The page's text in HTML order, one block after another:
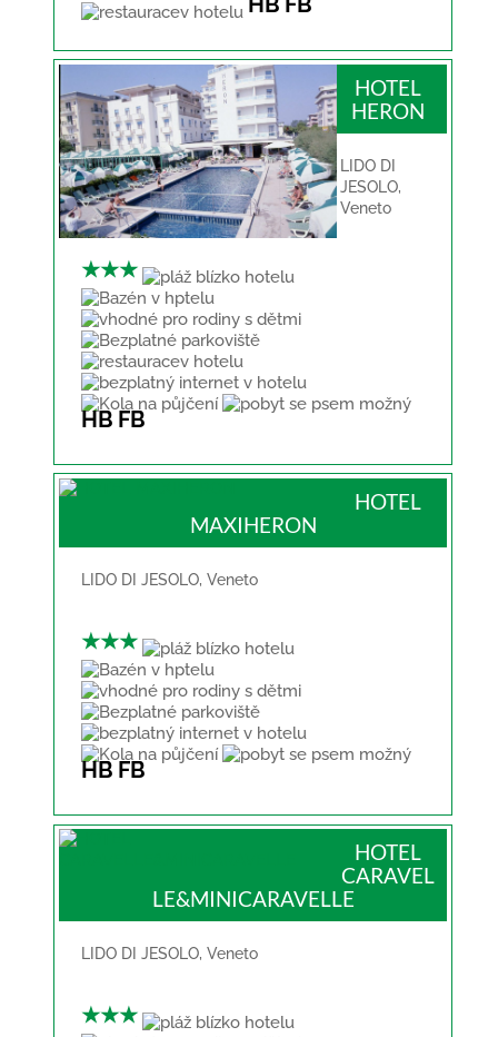
HOTEL
HERON
LIDO DI
JESOLO,
Veneto
★★★
HB FB
HOTEL
MAXIHERON
LIDO DI JESOLO, Veneto
★★★
HB FB
HOTEL
CARAVEL
LE&MINICARAVELLE
LIDO DI JESOLO, Veneto
★★★